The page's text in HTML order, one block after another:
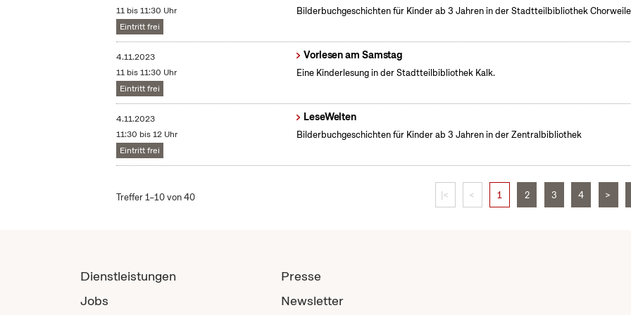
11 bis 11:30 Uhr
Eintritt frei
Bilderbuchgeschichten für Kinder ab 3 Jahren in der Stadtteilbibliothek
4.11.2023
11 bis 11:30 Uhr
Eintritt frei
Vorlesen am Samstag
Eine Kinderlesung in der Stadtteilbibliothek Kalk.
4.11.2023
11:30 bis 12 Uhr
Eintritt frei
LeseWelten
Bilderbuchgeschichten für Kinder ab 3 Jahren in der Zentralbibliothek
Treffer 1–10 von 40 |< < 1 2 3 4 >
Dienstleistungen
Jobs
Presse
Newsletter